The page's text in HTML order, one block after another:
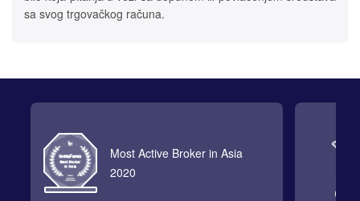
sa svog trgovačkog računa.
Most Active Broker in Asia
2020